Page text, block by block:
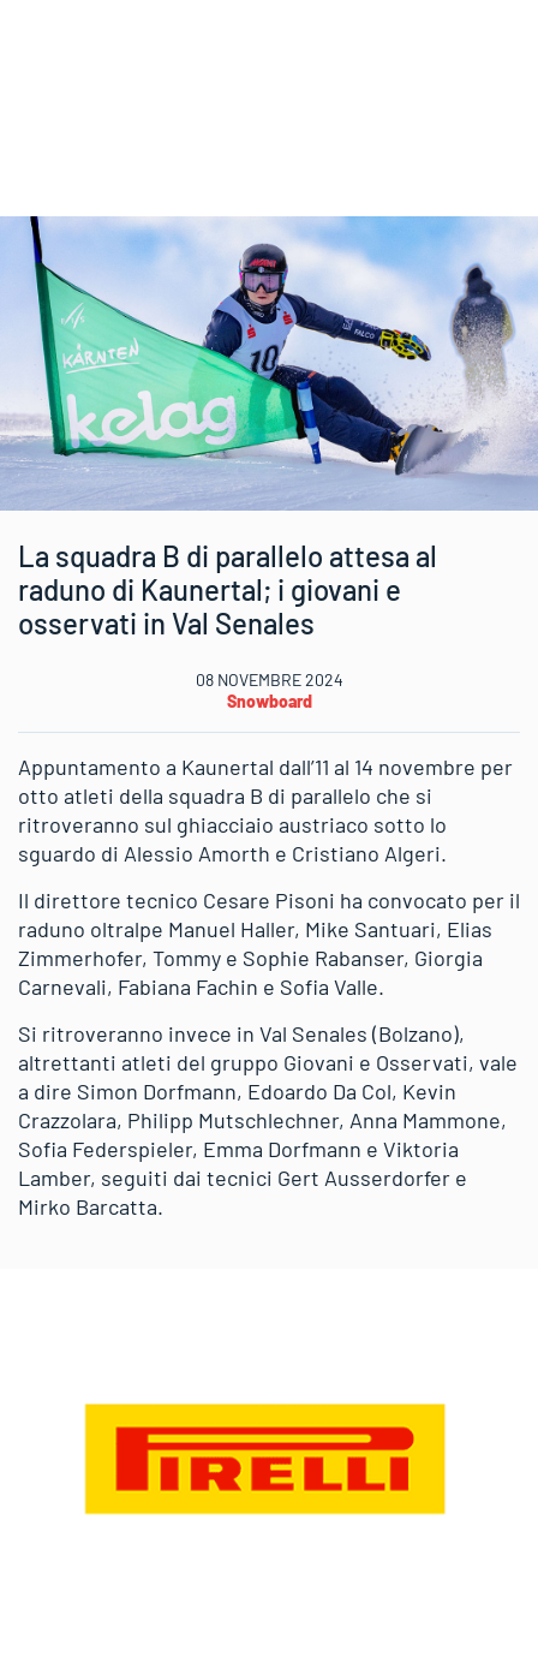
La squadra B di parallelo attesa al
raduno di Kaunertal; i giovani e
osservati in Val Senales
08 NOVEMBRE 2024
Snowboard
Appuntamento a Kaunertal dall’11 al 14 novembre per
otto atleti della squadra B di parallelo che si
ritroveranno sul ghiacciaio austriaco sotto lo
sguardo di Alessio Amorth e Cristiano Algeri.
Il direttore tecnico Cesare Pisoni ha convocato per il
raduno oltralpe Manuel Haller, Mike Santuari, Elias
Zimmerhofer, Tommy e Sophie Rabanser, Giorgia
Carnevali, Fabiana Fachin e Sofia Valle.
Si ritroveranno invece in Val Senales (Bolzano),
altrettanti atleti del gruppo Giovani e Osservati, vale
a dire Simon Dorfmann, Edoardo Da Col, Kevin
Crazzolara, Philipp Mutschlechner, Anna Mammone,
Sofia Federspieler, Emma Dorfmann e Viktoria
Lamber, seguiti dai tecnici Gert Ausserdorfer e
Mirko Barcatta.